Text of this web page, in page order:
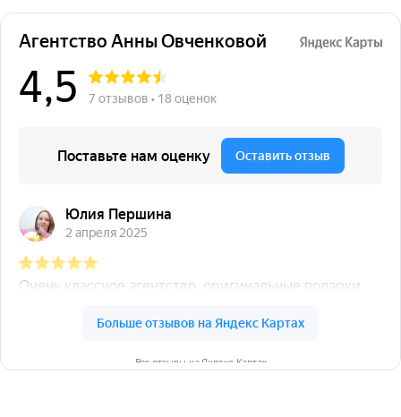
Все отзывы на Яндекс Картах